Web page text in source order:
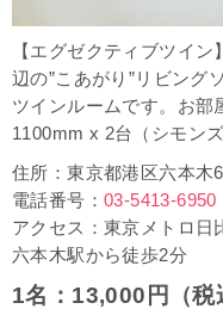
【エグゼクティブツイン】
辺の”こあがり”リビング
ツインルームです。お部
1100mm x 2台（シモンズ
住所：東京都港区六本
電話番号： 03-5413-6950
アクセス： 東京メトロ日
六本木駅から徒歩2分
1名：13,000円（税